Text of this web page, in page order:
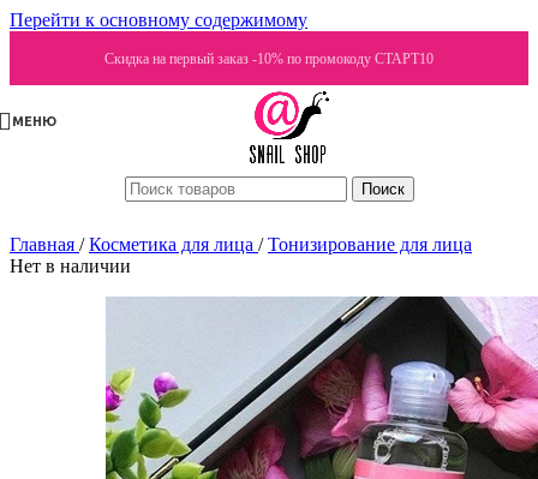
Перейти к основному содержимому
Скидка на первый заказ -10% по промокоду СТАРТ10
МЕНЮ
Поиск
Главная / Косметика для лица / Тонизирование для лица
Нет в наличии